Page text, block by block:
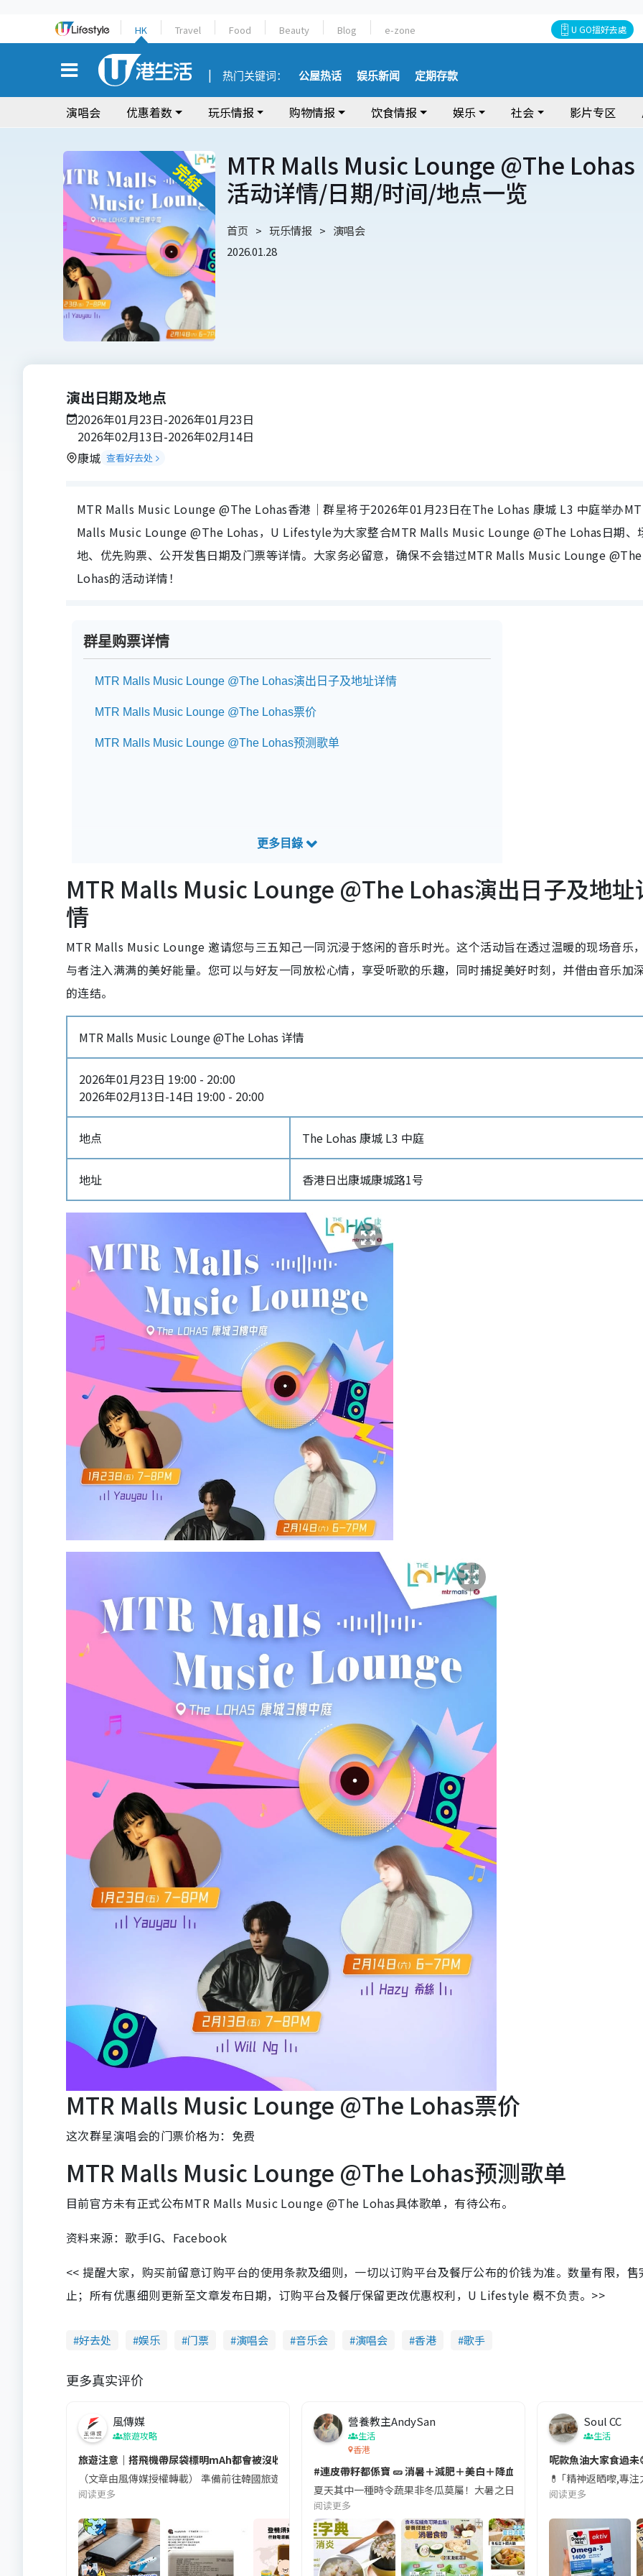
HK Travel Food Beauty Blog e-zone U GO搵好去處
热门关键词： 公屋热话 娱乐新闻 定期存款
演唱会 优惠着数 玩乐情报 购物情报 饮食情报 娱乐 社会 影片专区
MTR Malls Music Lounge @The Lohas
活动详情/日期/时间/地点一览
首页 玩乐情报
演唱会
2026.01.28
演出日期及地点
2026年01月23日-2026年01月23日
2026年02月13日-2026年02月14日
康城 查看好去处
MTR Malls Music Lounge @The Lohas香港｜群星将于2026年01月23日在The Lohas 康城 L3 中庭举办
Malls Music Lounge @The Lohas，U Lifestyle为大家整合MTR Malls Music Lounge @The Lohas日期、
地、优先购票、公开发售日期及门票等详情。大家务必留意，确保不会错过MTR Malls Music Lounge @The
Lohas的活动详情！
群星购票详情
MTR Malls Music Lounge @The Lohas演出日子及地址详情
MTR Malls Music Lounge @The Lohas票价
MTR Malls Music Lounge @The Lohas预测歌单
MTR Malls Music Lounge @The Lohas演出日子及地址
情
MTR Malls Music Lounge 邀请您与三五知己一同沉浸于悠闲的音乐时光。这个活动旨在透过温暖的现场音乐
与者注入满满的美好能量。您可以与好友一同放松心情，享受听歌的乐趣，同时捕捉美好时刻，并借由音乐加
的连结。
MTR Malls Music Lounge @The Lohas 详情
2026年01月23日 19:00 - 20:00
2026年02月13日-14日 19:00 - 20:00
地点 The Lohas 康城 L3 中庭
地址 香港日出康城康城路1号
MTR Malls Music Lounge @The Lohas票价
这次群星演唱会的门票价格为：免费
MTR Malls Music Lounge @The Lohas预测歌单
目前官方未有正式公布MTR Malls Music Lounge @The Lohas具体歌单，有待公布。
资料来源：歌手IG、Facebook
<< 提醒大家，购买前留意订购平台的使用条款及细则，一切以订购平台及餐厅公布的价钱为准。数量有限，售
止；所有优惠细则更新至文章发布日期，订购平台及餐厅保留更改优惠权利，U Lifestyle 概不负责。>>
好去处 娱乐 门票 演唱会 音乐会 演唱会 香港 歌手
更多真实评价
風傳媒
旅遊攻略
旅遊注意｜搭飛機帶尿袋標明mAh都會被沒收😱出發前切記檢查「1標示」🚨
（文章由風傳媒授權轉載） 準備前往韓國旅遊的民眾，近期要特別留意隨身行李中的行動電源。一名旅客日前在機場安檢
阅读更多
營養教主AndySan
生活
香港
#連皮帶籽都係寶 🥒 消暑＋減肥＋美白＋降血脂
夏天其中一種時令蔬果非冬瓜莫屬！大暑之日，點都要飲碗冬瓜湯消暑
阅读更多
Soul CC
生活
呢款魚油大家食過未
💊 ｢精神返晒嚟,專
阅读更多